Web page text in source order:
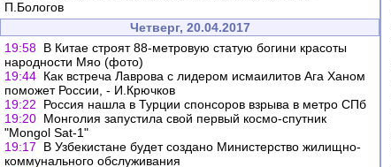
П.Бологов
Четверг, 20.04.2017
19:58 В Китае строят 88-метровую статую богини красоты
народности Мяо (фото)
19:44 Как встреча Лаврова с лидером исмаилитов Ага Ханом
поможет России, - И.Крючков
19:22
Россия нашла в Турции спонсоров взрыва в метро СПб
19:20 Монголия запустила свой первый космо-спутник
"Mongol Sat-1"
19:17
В Узбекистане будет создано Министерство жилищно-
коммунального обслуживания